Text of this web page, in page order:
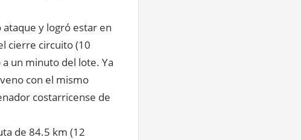
y logró estar en
cierre circuito (10
un minuto del lote. Ya
con el mismo
costarricense de
de 84.5 km (12